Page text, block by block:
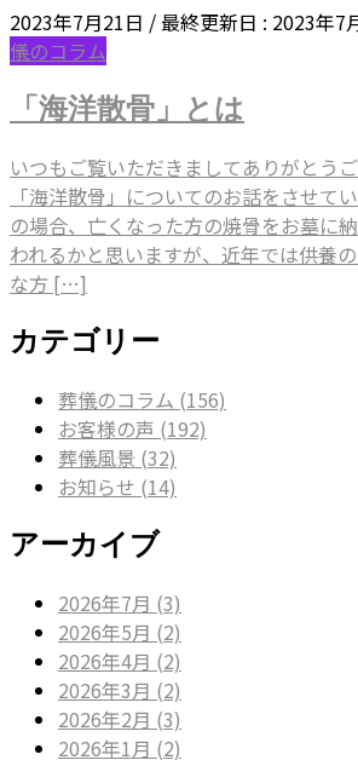
2023年7月21日 / 最終更新日 : 2023年7
儀のコラム
「海洋散骨」とは
いつもご覧いただきましてありがとう
「海洋散骨」についてのお話をさせて
の場合、亡くなった方の焼骨をお墓に
われるかと思いますが、近年では供養
な方 […]
カテゴリー
葬儀のコラム (156)
お客様の声 (192)
葬儀風景 (32)
お知らせ (14)
アーカイブ
2026年7月 (3)
2026年5月 (2)
2026年4月 (2)
2026年3月 (2)
2026年2月 (3)
2026年1月 (2)